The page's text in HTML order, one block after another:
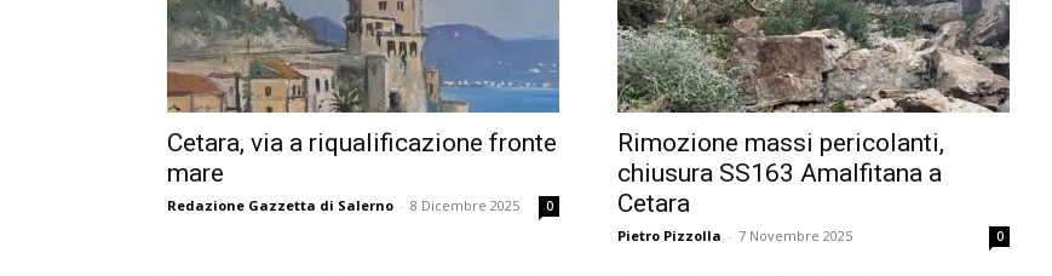
Cetara, via a riqualificazione fronte
mare
Redazione Gazzetta di Salerno - 8 Dicembre 2025 0
Rimozione massi pericolanti,
chiusura SS163 Amalfitana a
Cetara
Pietro Pizzolla - 7 Novembre 2025 0